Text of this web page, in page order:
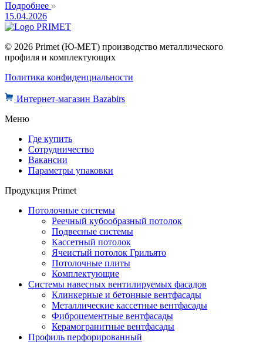
Подробнее
15.04.2026
© 2026 Primet (Ю-МЕТ) производство металлического
профиля и комплектующих
Политика конфиденциальности
Интернет-магазин Bazabirs
Меню
Где купить
Сотрудничество
Вакансии
Параметры упаковки
Продукция Primet
Потолочные системы
Реечный кубообразный потолок
Подвесные системы
Кассетный потолок
Ячеистый потолок Грильято
Потолочные плиты
Комплектующие
Системы навесных вентилируемых фасадов
Клинкерные и бетонные вентфасады
Металлические кассетные вентфасады
Фиброцементные вентфасады
Керамогранитные вентфасады
Профиль перфорированный